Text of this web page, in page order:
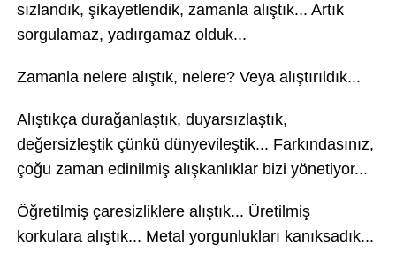
sızlandık, şikayetlendik, zamanla alıştık... Artık
sorgulamaz, yadırgamaz olduk...
Zamanla nelere alıştık, nelere? Veya alıştırıldık...
Alıştıkça durağanlaştık, duyarsızlaştık,
değersizleştik çünkü dünyevileştik... Farkındasınız,
çoğu zaman edinilmiş alışkanlıklar bizi yönetiyor...
Öğretilmiş çaresizliklere alıştık... Üretilmiş
korkulara alıştık... Metal yorgunlukları kanıksadık...